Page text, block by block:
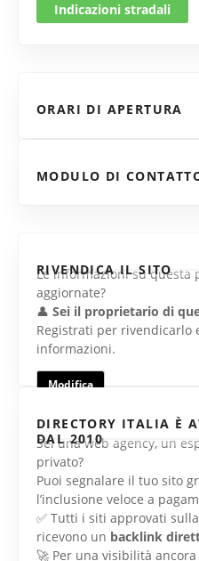
Indicazioni stradali
ORARI DI APERTURA
MODULO DI
RIVENDICA IL SITO
Le informazioni su questa
aggiornate?
👤 Sei il proprietario di
Registrati per rivendicarlo
informazioni.
Modifica
DIRECTORY ITALIA È
DAL 2010
Sei una web agency, un
privato?
Puoi segnalare il tuo sito
l’inclusione veloce a
✅ Tutti i siti approvati
ricevono un backlink
🚀 Per una visibilità